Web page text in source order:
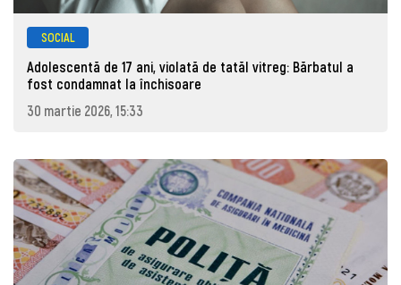
SOCIAL
Adolescentă de 17 ani, violată de tatăl vitreg: Bărbatul a
fost condamnat la închisoare
30 martie 2026, 15:33